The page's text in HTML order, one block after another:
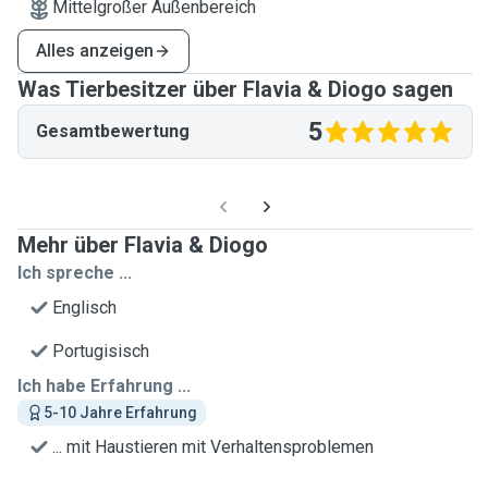
Mittelgroßer Außenbereich
Alles anzeigen
Was Tierbesitzer über Flavia & Diogo sagen
Gesamtbewertung 5
Mehr über Flavia & Diogo
Ich spreche ...
Englisch
Portugisisch
Ich habe Erfahrung ...
5-10 Jahre Erfahrung
... mit Haustieren mit Verhaltensproblemen